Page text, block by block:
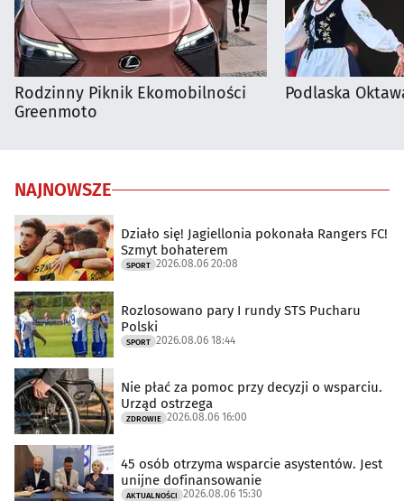
Rodzinny Piknik Ekomobilności
Greenmoto
Podlaska
NAJNOWSZE
Działo się! Jagiellonia pokonała Rangers FC!
Szmyt bohaterem
SPORT 2026.08.06 20:08
Rozlosowano pary I rundy STS Pucharu
Polski
SPORT 2026.08.06 18:44
Nie płać za pomoc przy decyzji o wsparciu.
Urząd ostrzega
ZDROWIE 2026.08.06 16:00
45 osób otrzyma wsparcie asystentów. Jest
unijne dofinansowanie
AKTUALNOŚCI 2026.08.06 15:30